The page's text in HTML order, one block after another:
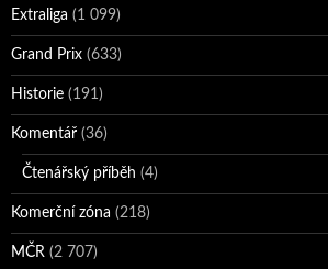
Extraliga (1 099)
Grand Prix (633)
Historie (191)
Komentář (36)
Čtenářský příběh (4)
Komerční zóna (218)
MČR (2 707)